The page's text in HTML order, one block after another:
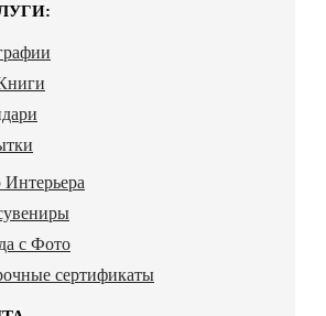
Интерьера
с Фото
сертификаты